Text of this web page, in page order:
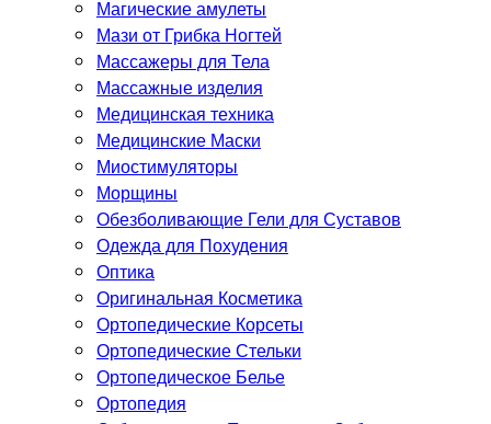
Магические амулеты
Мази от Грибка Ногтей
Массажеры для Тела
Массажные изделия
Медицинская техника
Медицинские Маски
Миостимуляторы
Морщины
Обезболивающие Гели для Суставов
Одежда для Похудения
Оптика
Оригинальная Косметика
Ортопедические Корсеты
Ортопедические Стельки
Ортопедическое Белье
Ортопедия